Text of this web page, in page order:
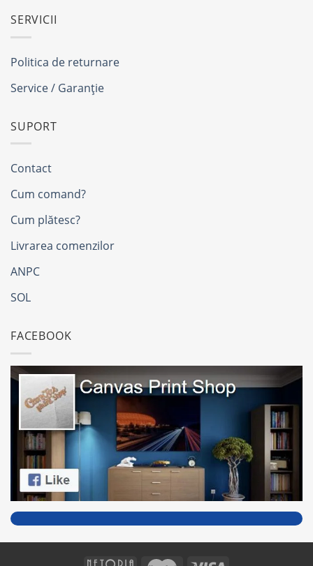
SERVICII
Politica de returnare
Service / Garanție
SUPORT
Contact
Cum comand?
Cum plătesc?
Livrarea comenzilor
ANPC
SOL
FACEBOOK